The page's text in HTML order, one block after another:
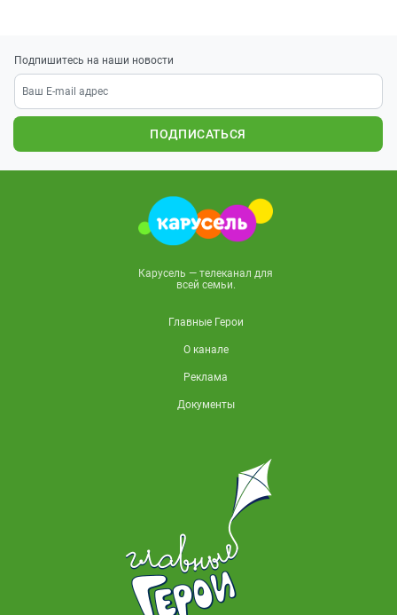
Подпишитесь на наши новости
ПОДПИСАТЬСЯ
Карусель — телеканал для
всей семьи.
Главные Герои
О канале
Реклама
Документы